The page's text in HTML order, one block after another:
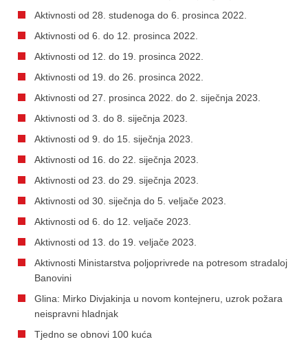
Aktivnosti od 28. studenoga do 6. prosinca 2022.
Aktivnosti od 6. do 12. prosinca 2022.
Aktivnosti od 12. do 19. prosinca 2022.
Aktivnosti od 19. do 26. prosinca 2022.
Aktivnosti od 27. prosinca 2022. do 2. siječnja 2023.
Aktivnosti od 3. do 8. siječnja 2023.
Aktivnosti od 9. do 15. siječnja 2023.
Aktivnosti od 16. do 22. siječnja 2023.
Aktivnosti od 23. do 29. siječnja 2023.
Aktivnosti od 30. siječnja do 5. veljače 2023.
Aktivnosti od 6. do 12. veljače 2023.
Aktivnosti od 13. do 19. veljače 2023.
Aktivnosti Ministarstva poljoprivrede na potresom stradaloj
Banovini
Glina: Mirko Divjakinja u novom kontejneru, uzrok požara
neispravni hladnjak
Tjedno se obnovi 100 kuća